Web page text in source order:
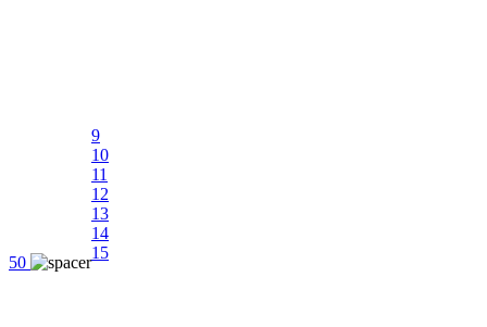
50
9
10
11
12
13
14
15